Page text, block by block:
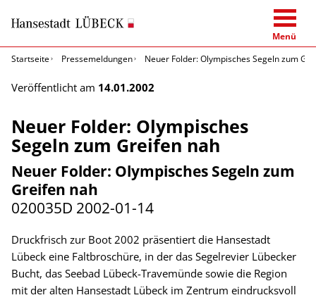
Menü
Startseite
Pressemeldungen Neuer Folder: Olympisches Segeln zum
Veröffentlicht am 14.01.2002
Neuer Folder: Olympisches
Segeln zum Greifen nah
Neuer Folder: Olympisches Segeln zum
Greifen nah
020035D 2002-01-14
Druckfrisch zur Boot 2002 präsentiert die Hansestadt
Lübeck eine Faltbroschüre, in der das Segelrevier Lübecker
Bucht, das Seebad Lübeck-Travemünde sowie die Region
mit der alten Hansestadt Lübeck im Zentrum eindrucksvoll